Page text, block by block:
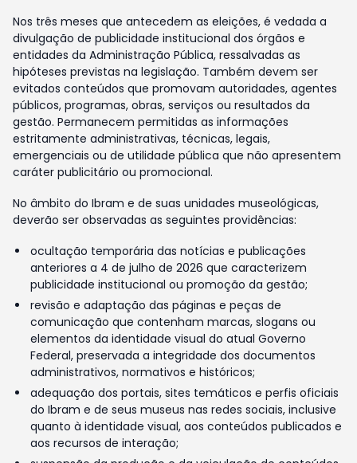
Nos três meses que antecedem as eleições, é vedada a
divulgação de publicidade institucional dos órgãos e
entidades da Administração Pública, ressalvadas as
hipóteses previstas na legislação. Também devem ser
evitados conteúdos que promovam autoridades, agentes
públicos, programas, obras, serviços ou resultados da
gestão. Permanecem permitidas as informações
estritamente administrativas, técnicas, legais,
emergenciais ou de utilidade pública que não apresentem
caráter publicitário ou promocional.
No âmbito do Ibram e de suas unidades museológicas,
deverão ser observadas as seguintes providências:
ocultação temporária das notícias e publicações
anteriores a 4 de julho de 2026 que caracterizem
publicidade institucional ou promoção da gestão;
revisão e adaptação das páginas e peças de
comunicação que contenham marcas, slogans ou
elementos da identidade visual do atual Governo
Federal, preservada a integridade dos documentos
administrativos, normativos e históricos;
adequação dos portais, sites temáticos e perfis oficiais
do Ibram e de seus museus nas redes sociais, inclusive
quanto à identidade visual, aos conteúdos publicados e
aos recursos de interação;